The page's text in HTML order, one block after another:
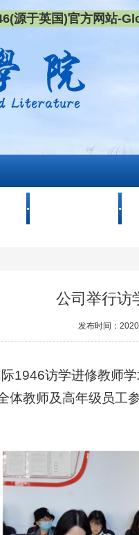
源于英国)官方网站-
公司举行访
发布时间：
1946访学进修教师
体教师及高年级员工